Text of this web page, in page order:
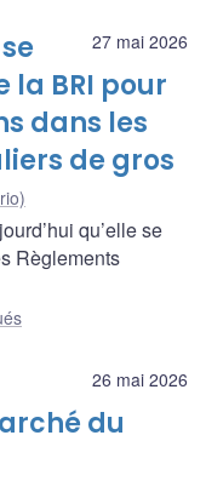
27 mai 2026
la BRI pour
dans les
de gros
qu’elle se
Règlements
26 mai 2026
du